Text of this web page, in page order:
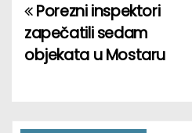
P
o
Porezni inspektori
zapečatili sedam
objekata u Mostaru